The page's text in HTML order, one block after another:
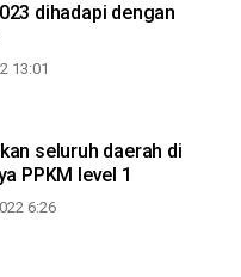
dihadapi dengan
13:01
seluruh daerah di
PPKM level 1
6:26